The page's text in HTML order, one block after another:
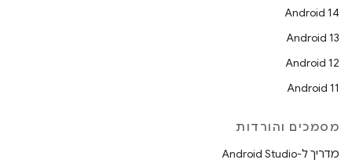
Android 14
Android 13
Android 12
Android 11
מסמכים והורדות
מדריך ל-Android Studio